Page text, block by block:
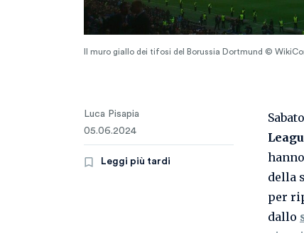
Il muro giallo dei tifosi del Borussia Dortmund ©
Luca Pisapia
05.06.2024
Leggi più tardi
della
per
dallo